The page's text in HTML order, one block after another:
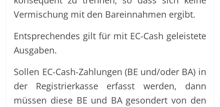
Vermischung mit den Bareinnahmen ergibt.
Entsprechendes gilt für mit EC-Cash geleistete
Ausgaben.
Sollen EC-Cash-Zahlungen (BE und/oder BA) in
der Registrierkasse erfasst werden, dann
müssen diese BE und BA gesondert von den